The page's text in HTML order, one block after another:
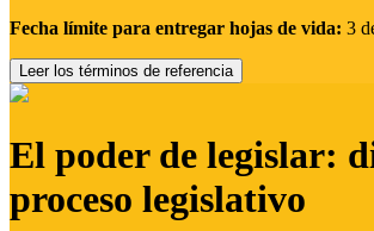
Fecha límite para entregar hojas de vida: 3
Leer los términos de referencia
El poder de legislar:
proceso legislativo